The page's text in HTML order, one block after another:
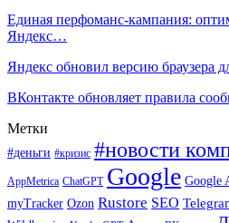
Единая перфоманс-кампания:
Яндекс…
Яндекс обновил версию браузера
ВКонтакте обновляет правила
Метки
#деньги #кризис #новости
AppMetrica ChatGPT Google Google
myTracker Ozon Rustore SEO